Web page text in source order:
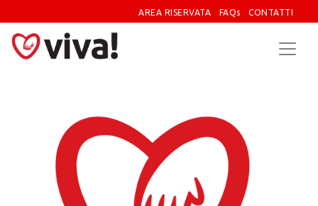
AREA RISERVATA FAQs CONTATTI